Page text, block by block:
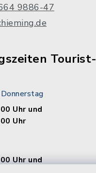
9886-47
Tourist-
Uhr und
Uhr
Uhr und